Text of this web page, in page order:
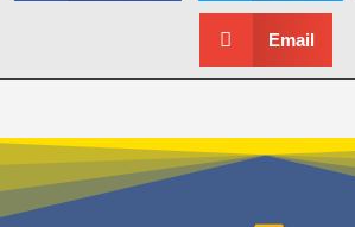
Email